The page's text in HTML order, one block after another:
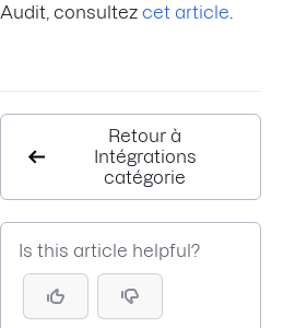
Audit, consultez cet article
Retour à
Intégrations
catégorie
Is this article helpful?